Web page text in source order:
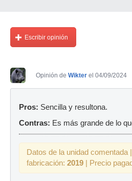
Escribir opinión
Opinión de Wikter el 04/09/2024
Pros: Sencilla y resultona.
Contras: Es más grande de lo
Datos de la unidad comentada
fabricación: 2019 | Precio